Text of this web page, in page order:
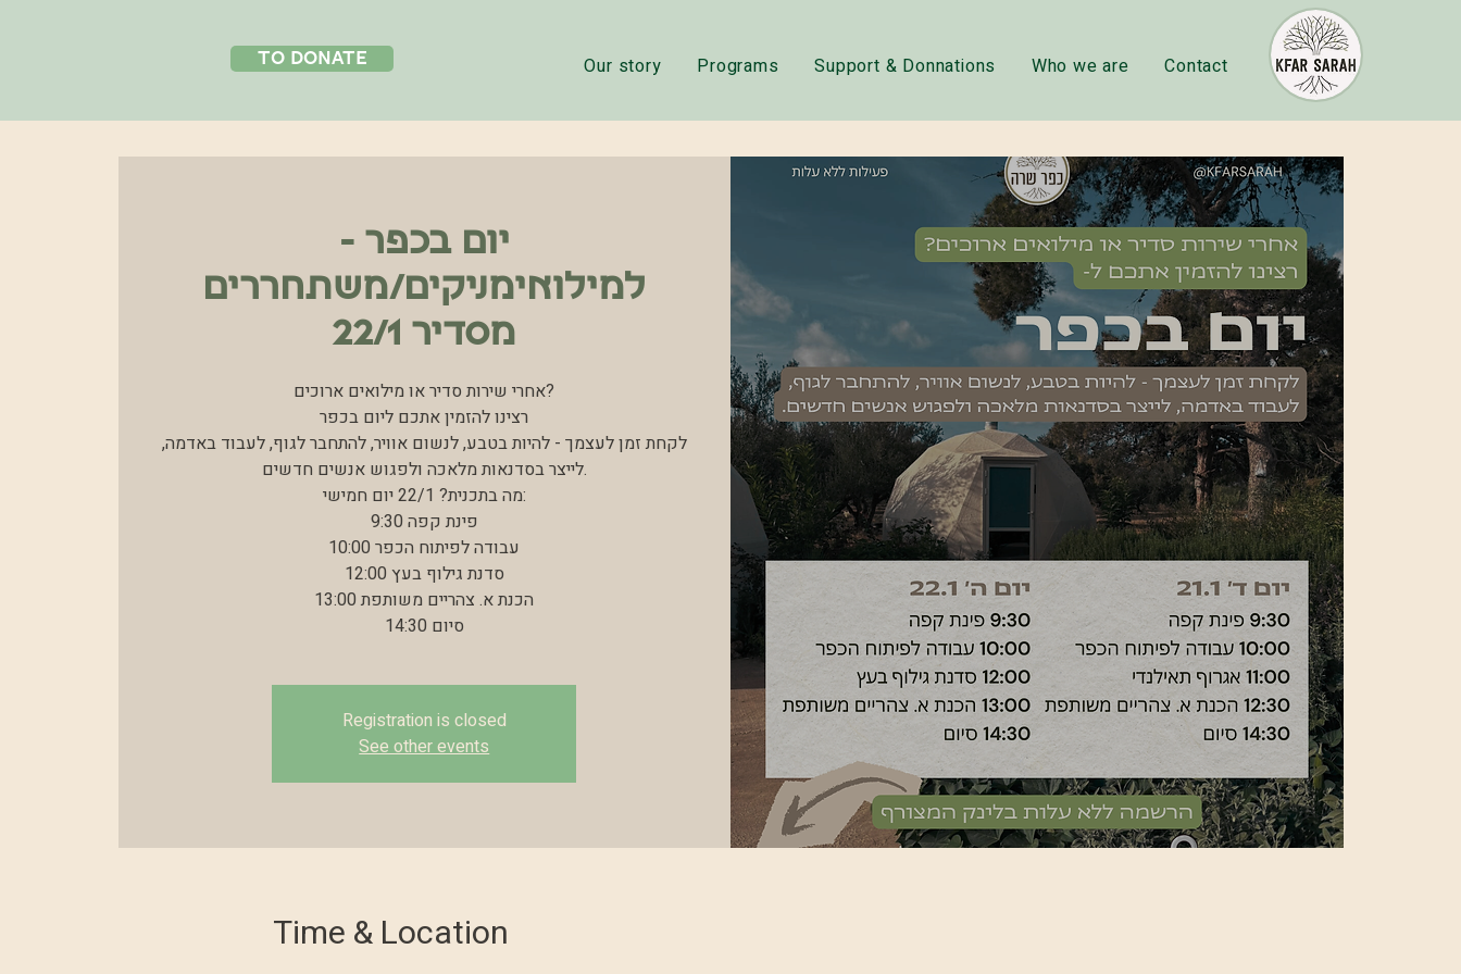
to donate Contact
Who we are
Support & Donnations
Programs
Our story
יום בכפר -
למילואימניקים/משתחררים
מסדיר 22/1
אחרי שירות סדיר או מילואים ארוכים?
רצינו להזמין אתכם ליום בכפר
לקחת זמן לעצמך - להיות בטבע, לנשום אוויר, להתחבר לגוף, לעבוד באדמה,
לייצר בסדנאות מלאכה ולפגוש אנשים חדשים.
מה בתכנית? 22/1 יום חמישי:
9:30 פינת קפה
10:00 עבודה לפיתוח הכפר
12:00 סדנת גילוף בעץ
13:00 הכנת א. צהריים משותפת
14:30 סיום
Registration is closed
See other events
Time & Location